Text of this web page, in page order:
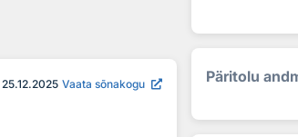
25.12.2025 Vaata sõnakogu Päritolu